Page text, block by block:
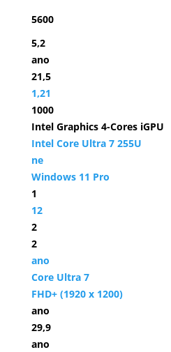
5600
5,2
ano
21,5
1,21
1000
Intel Graphics 4-Cores iGPU
Intel Core Ultra 7 255U
ne
Windows 11 Pro
1
12
2
2
ano
Core Ultra 7
FHD+ (1920 x 1200)
ano
29,9
ano